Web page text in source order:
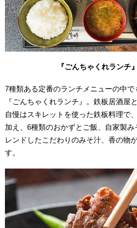
『ごんちゃくれランチ
7種類ある定番のランチメニューの中
『ごんちゃくれランチ』。鉄板居酒屋
自慢はスキレットを使った鉄板料理で
加え、6種類のおかずとご飯、自家製
レンドしたこだわりのみそ汁、香の物
す。